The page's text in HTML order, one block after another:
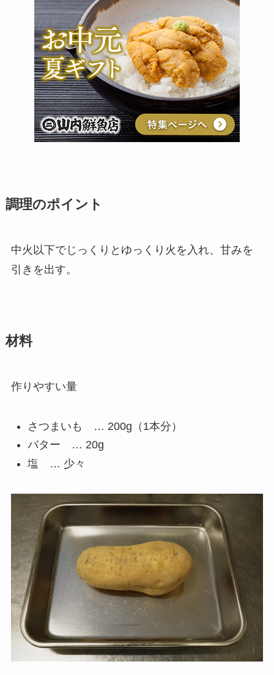
調理のポイント
中火以下でじっくりとゆっくり火を入れ、甘みを
引きを出す。
材料
作りやすい量
さつまいも … 200g（1本分）
バター … 20g
塩 … 少々